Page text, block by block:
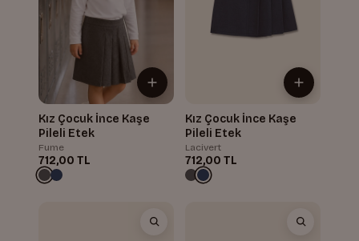
Kız Çocuk İnce Kaşe
Pileli Etek
Fume
712,00 TL
Kız Çocuk İnce Kaşe
Pileli Etek
Lacivert
712,00 TL